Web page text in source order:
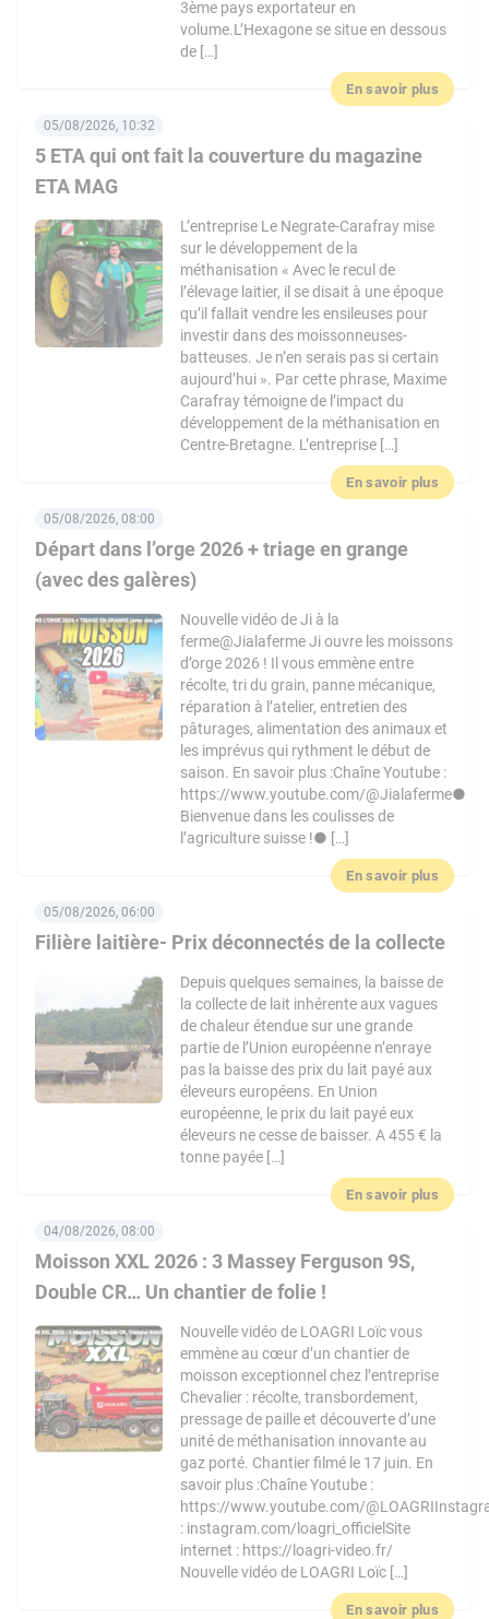
3ème pays exportateur en
volume.L’Hexagone se situe en dessous
de […]
En savoir plus
5 ETA qui ont fait la couverture du magazine
ETA MAG
05/08/2026, 10:32
L’entreprise Le Negrate-Carafray mise
sur le développement de la
méthanisation « Avec le recul de
l’élevage laitier, il se disait à une époque
qu’il fallait vendre les ensileuses pour
investir dans des moissonneuses-
batteuses. Je n’en serais pas si certain
aujourd’hui ». Par cette phrase, Maxime
Carafray témoigne de l’impact du
développement de la méthanisation en
Centre-Bretagne. L’entreprise […]
En savoir plus
Départ dans l’orge 2026 + triage en grange
(avec des galères)
05/08/2026, 08:00
Nouvelle vidéo de Ji à la
ferme@Jialaferme Ji ouvre les moissons
d’orge 2026 ! Il vous emmène entre
récolte, tri du grain, panne mécanique,
réparation à l’atelier, entretien des
pâturages, alimentation des animaux et
les imprévus qui rythment le début de
saison. En savoir plus :Chaîne Youtube :
https://www.youtube.com/@Jialaferme●
Bienvenue dans les coulisses de
l’agriculture suisse !● […]
En savoir plus
Filière laitière- Prix déconnectés de la collecte
05/08/2026, 06:00
Depuis quelques semaines, la baisse de
la collecte de lait inhérente aux vagues
de chaleur étendue sur une grande
partie de l’Union européenne n’enraye
pas la baisse des prix du lait payé aux
éleveurs européens. En Union
européenne, le prix du lait payé eux
éleveurs ne cesse de baisser. A 455 € la
tonne payée […]
En savoir plus
Moisson XXL 2026 : 3 Massey Ferguson 9S,
Double CR… Un chantier de folie !
04/08/2026, 08:00
Nouvelle vidéo de LOAGRI Loïc vous
emmène au cœur d’un chantier de
moisson exceptionnel chez l’entreprise
Chevalier : récolte, transbordement,
pressage de paille et découverte d’une
unité de méthanisation innovante au
gaz porté. Chantier filmé le 17 juin. En
savoir plus :Chaîne Youtube :
https://www.youtube.com/
: instagram.com/loagri_officielSite
internet : https://loagri-video.fr/
Nouvelle vidéo de LOAGRI Loïc […]
En savoir plus